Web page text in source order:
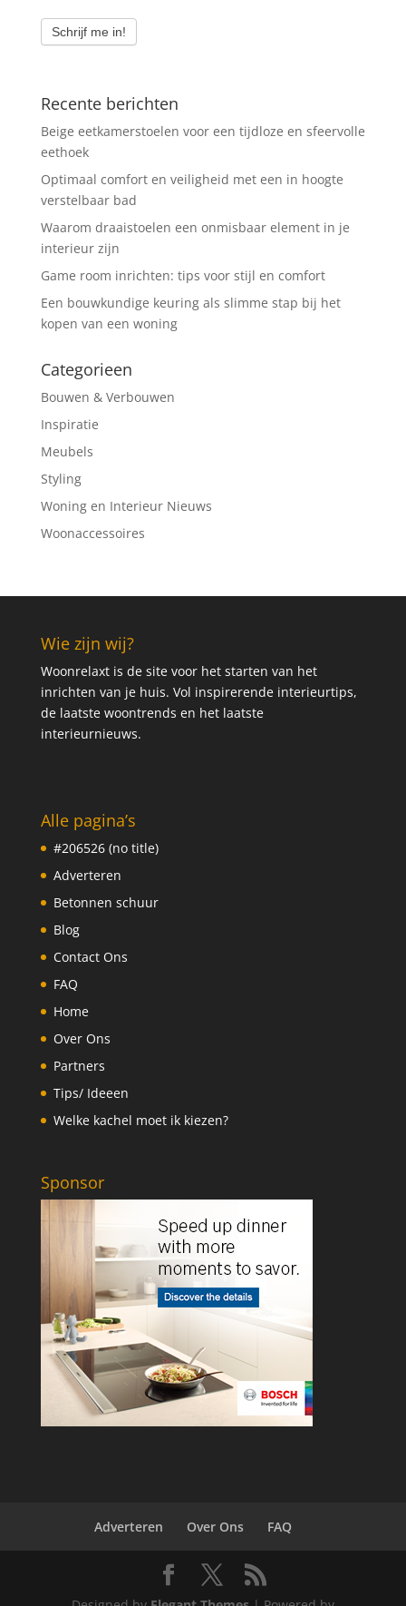
Schrijf me in!
Recente berichten
Beige eetkamerstoelen voor een tijdloze en sfeervolle
eethoek
Optimaal comfort en veiligheid met een in hoogte
verstelbaar bad
Waarom draaistoelen een onmisbaar element in je
interieur zijn
Game room inrichten: tips voor stijl en comfort
Een bouwkundige keuring als slimme stap bij het
kopen van een woning
Categorieen
Bouwen & Verbouwen
Inspiratie
Meubels
Styling
Woning en Interieur Nieuws
Woonaccessoires
Wie zijn wij?
Woonrelaxt is de site voor het starten van het
inrichten van je huis. Vol inspirerende interieurtips,
de laatste woontrends en het laatste
interieurnieuws.
Alle pagina’s
#206526 (no title)
Adverteren
Betonnen schuur
Blog
Contact Ons
FAQ
Home
Over Ons
Partners
Tips/ Ideeen
Welke kachel moet ik kiezen?
Sponsor
Adverteren Over Ons FAQ